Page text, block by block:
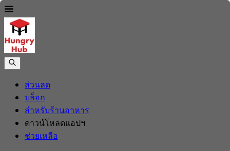
ส่วนลด
บล็อก
สำหรับร้านอาหาร
ดาวน์โหลดแอปฯ
ช่วยเหลือ